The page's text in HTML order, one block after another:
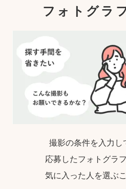
フォトグラ
撮影の条件を入力し
応募したフォトグラ
気に入った人を選ぶ